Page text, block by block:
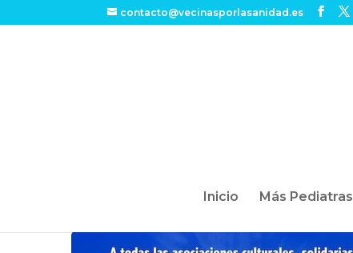
contacto@vecinasporlasanidad.es
Inicio Más Pediatras